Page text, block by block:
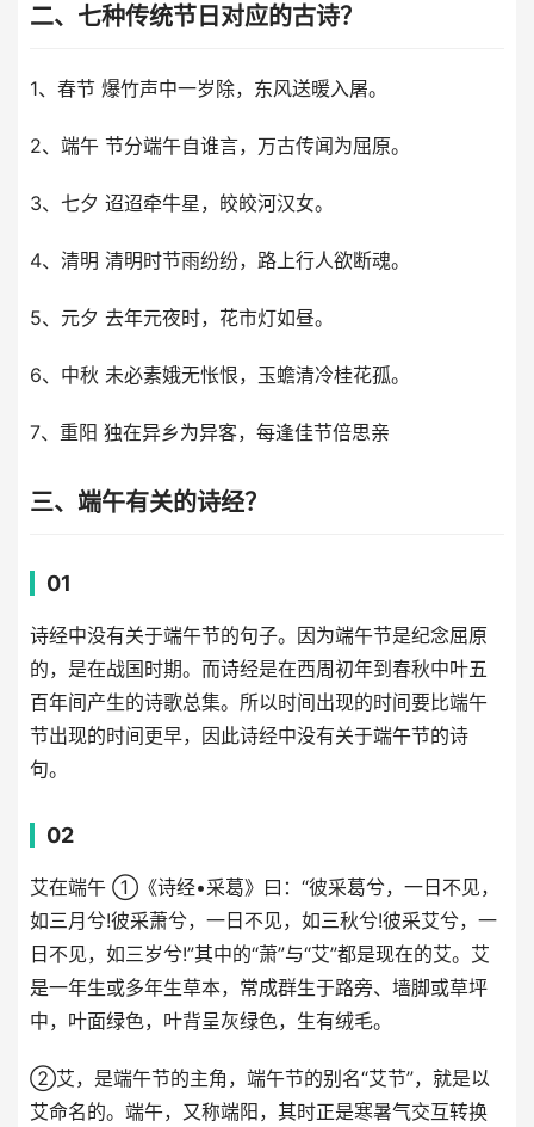
二、七种传统节日对应的古诗？
1、春节 爆竹声中一岁除，东风送暖入屠。
2、端午 节分端午自谁言，万古传闻为屈原。
3、七夕 迢迢牵牛星，皎皎河汉女。
4、清明 清明时节雨纷纷，路上行人欲断魂。
5、元夕 去年元夜时，花市灯如昼。
6、中秋 未必素娥无怅恨，玉蟾清冷桂花孤。
7、重阳 独在异乡为异客，每逢佳节倍思亲
三、端午有关的诗经？
01
诗经中没有关于端午节的句子。因为端午节是纪念屈原
的，是在战国时期。而诗经是在西周初年到春秋中叶五
百年间产生的诗歌总集。所以时间出现的时间要比端午
节出现的时间更早，因此诗经中没有关于端午节的诗
句。
02
艾在端午 ①《诗经•采葛》曰：“彼采葛兮，一日不见，
如三月兮!彼采萧兮，一日不见，如三秋兮!彼采艾兮，一
日不见，如三岁兮!”其中的“萧”与“艾”都是现在的艾。艾
是一年生或多年生草本，常成群生于路旁、墙脚或草坪
中，叶面绿色，叶背呈灰绿色，生有绒毛。
②艾，是端午节的主角，端午节的别名“艾节”，就是以
艾命名的。端午，又称端阳，其时正是寒暑气交互转换